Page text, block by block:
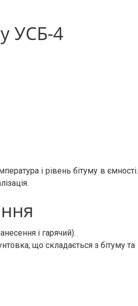
УСБ-4
і рівень бітуму в ємності.
і гарячий).
що складається з бітуму та